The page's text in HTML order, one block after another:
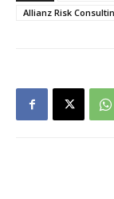
Allianz Risk